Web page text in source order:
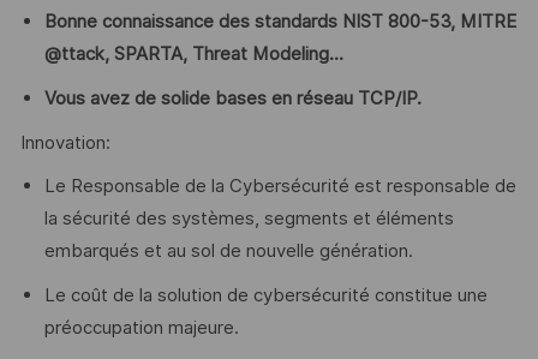
Bonne connaissance des standards NIST 800-53, MITRE
@ttack, SPARTA, Threat Modeling...
Vous avez de solide bases en réseau TCP/IP.
Innovation:
Le Responsable de la Cybersécurité est responsable de
la sécurité des systèmes, segments et éléments
embarqués et au sol de nouvelle génération.
Le coût de la solution de cybersécurité constitue une
préoccupation majeure.